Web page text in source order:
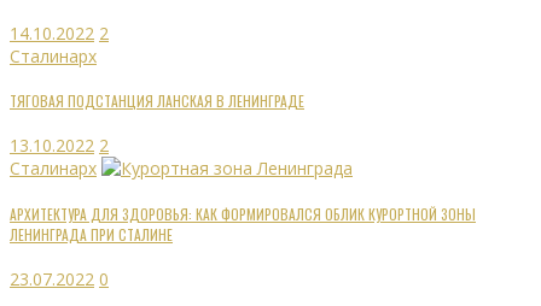
14.10.2022 2
Сталинарх
ТЯГОВАЯ ПОДСТАНЦИЯ ЛАНСКАЯ В ЛЕНИНГРАДЕ
13.10.2022 2
Сталинарх
АРХИТЕКТУРА ДЛЯ ЗДОРОВЬЯ: КАК ФОРМИРОВАЛСЯ ОБЛИК КУРОРТНОЙ ЗОНЫ
ЛЕНИНГРАДА ПРИ СТАЛИНЕ
23.07.2022 0